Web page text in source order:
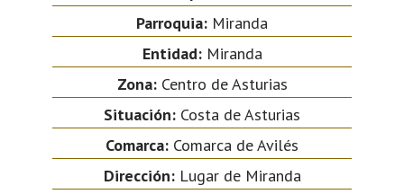
Parroquia: Miranda
Entidad:Miranda
Zona:Centro de Asturias
Situación: Costa de Asturias
Comarca: Comarca de Avilés
Dirección:Lugar de Miranda